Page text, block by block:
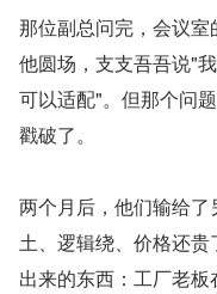
那位副总问完，会议
他圆场，支支吾吾说"
可以适配"。但那个问
戳破了。
两个月后，他们输给
土、逻辑绕、价格还
出来的东西：工厂老